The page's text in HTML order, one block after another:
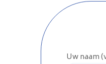
Uw naam